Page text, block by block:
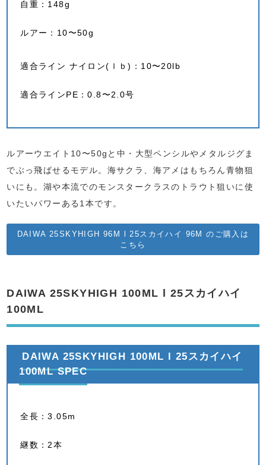
自重：148g
ルアー：10〜50g
適合ライン ナイロン(ｌｂ)：10〜20lb
適合ラインPE：0.8〜2.0号
ルアーウエイト10〜50gと中・大型ペンシルやメタルジグま
でぶっ飛ばせるモデル。海サクラ、海アメはもちろん青物狙
いにも。湖や本流でのモンスタークラスのトラウト狙いに使
いたいパワーある1本です。
DAIWA 25SKYHIGH 96M l 25スカイハイ 96M のご購入は
こちら
DAIWA 25SKYHIGH 100ML l 25スカイハイ
100ML
DAIWA 25SKYHIGH 100ML l 25スカイハイ
100ML SPEC
全長：3.05m
継数：2本